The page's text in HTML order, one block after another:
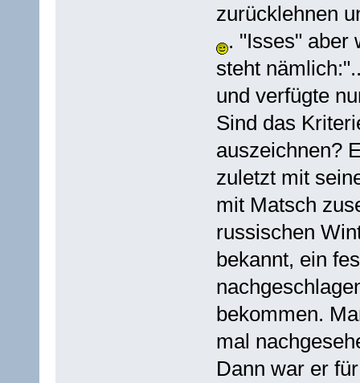
zurücklehnen
. "Isses" aber
steht
und verfügte
Sind das
auszeichnen?
zuletzt mit
mit Matsch
russischen
bekannt, ein
bekommen.
mal
Dann war er